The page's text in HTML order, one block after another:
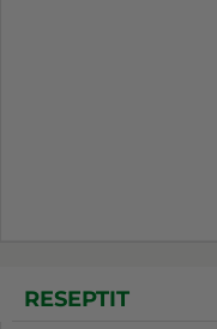
RESEPTIT